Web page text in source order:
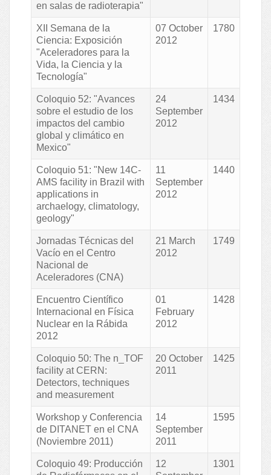
en salas de radioterapia"
XII Semana de la
Ciencia: Exposición
"Aceleradores para la
Vida, la Ciencia y la
Tecnología"
07 October
2012
1780
Coloquio 52: "Avances
sobre el estudio de los
impactos del cambio
global y climático en
Mexico"
24
September
2012
1434
Coloquio 51: "New 14C-
AMS facility in Brazil with
applications in
archaelogy, climatology,
geology"
11
September
2012
1440
Jornadas Técnicas del
Vacío en el Centro
Nacional de
Aceleradores (CNA)
21 March
2012
1749
Encuentro Científico
Internacional en Física
Nuclear en la Rábida
2012
01
February
2012
1428
Coloquio 50: The n_TOF
facility at CERN:
Detectors, techniques
and measurement
20 October
2011
1425
Workshop y Conferencia
de DITANET en el CNA
(Noviembre 2011)
14
September
2011
1595
Coloquio 49: Producción
12
1301